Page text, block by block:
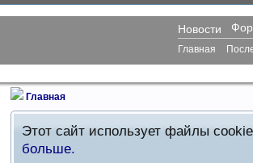
Главная
Этот сайт использует файлы
больше.
Новости
Главная